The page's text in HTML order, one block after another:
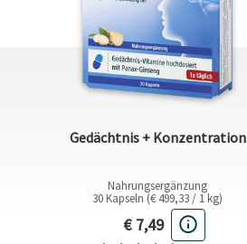
Gedächtnis + Konzentration
Nahrungsergänzung
30 Kapseln (€ 499,33 / 1 kg)
Aktueller Preis
€ 7,49